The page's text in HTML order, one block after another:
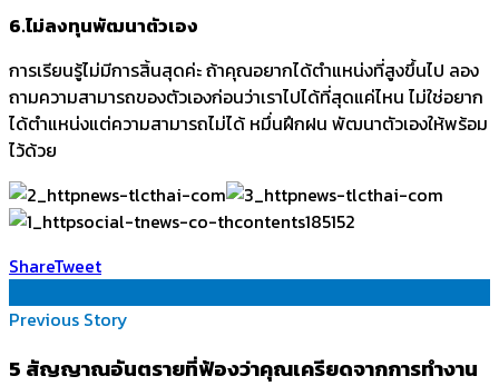
6.ไม่ลงทุนพัฒนาตัวเอง
การเรียนรู้ไม่มีการสิ้นสุดค่ะ ถ้าคุณอยากได้ตำแหน่งที่สูงขึ้นไป ลอง
ถามความสามารถของตัวเองก่อนว่าเราไปได้ที่สุดแค่ไหน ไม่ใช่อยาก
ได้ตำแหน่งแต่ความสามารถไม่ได้ หมึ่นฝึกฝน พัฒนาตัวเองให้พร้อม
ไว้ด้วย
ShareTweet
Previous Story
5 สัญญาณอันตรายที่ฟ้องว่าคุณเครียดจากการทำงาน